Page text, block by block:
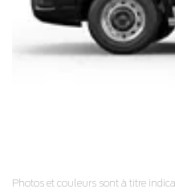
Photos et couleurs sont à titre